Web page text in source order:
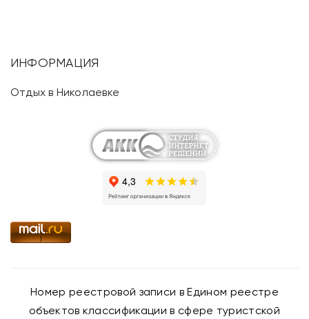
ИНФОРМАЦИЯ
Отдых в Николаевке
Номер реестровой записи в Едином реестре
объектов классификации в сфере туристской